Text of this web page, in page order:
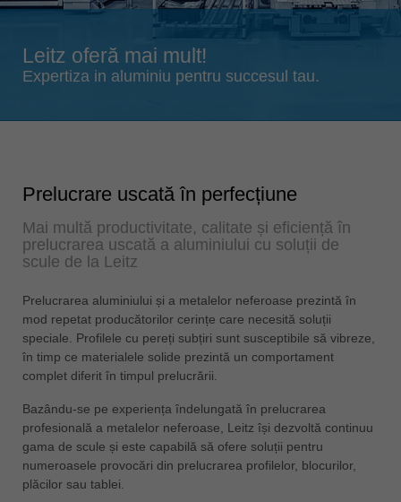
Singapore
english
Slovenija
slovenski
türkçe
USA
Việt Nam
tiếng việt
中国
ประเทศไทย
ไทย
Leitz oferă mai mult!
Expertiza in aluminiu pentru succesul tau.
Prelucrare uscată în perfecțiune
Mai multă productivitate, calitate și eficiență în
prelucrarea uscată a aluminiului cu soluții de
scule de la Leitz
Prelucrarea aluminiului și a metalelor neferoase prezintă în
mod repetat producătorilor cerințe care necesită soluții
speciale. Profilele cu pereți subțiri sunt susceptibile să vibreze,
în timp ce materialele solide prezintă un comportament
complet diferit în timpul prelucrării.
Bazându-se pe experiența îndelungată în prelucrarea
profesională a metalelor neferoase, Leitz își dezvoltă continuu
gama de scule și este capabilă să ofere soluții pentru
numeroasele provocări din prelucrarea profilelor, blocurilor,
plăcilor sau tablei.